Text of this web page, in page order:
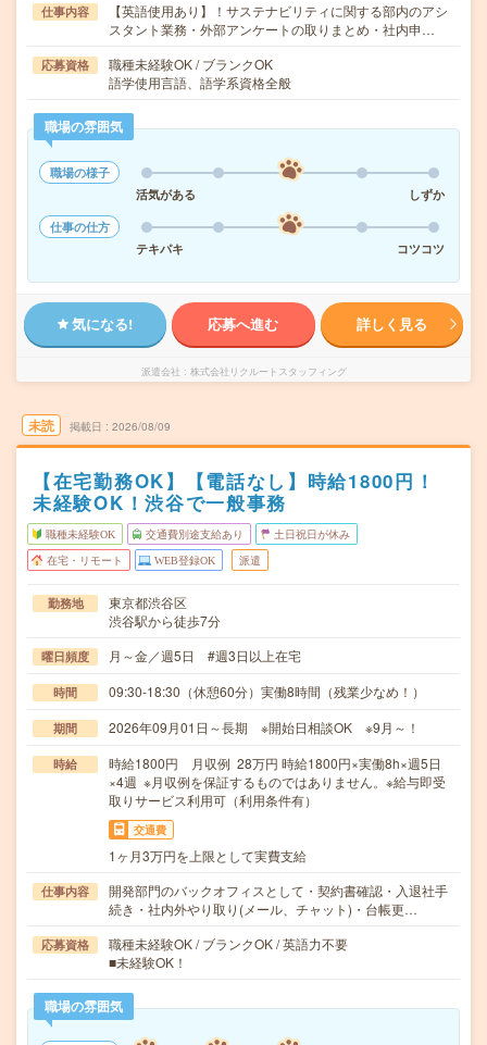
仕事内容
【英語使用あり】！サステナビリティに関する部内のアシ
スタント業務・外部アンケートの取りまとめ・社内申…
応募資格
職種未経験OK / ブランクOK
語学使用言語、語学系資格全般
職場の雰囲気
職場の様子
活気がある
しずか
仕事の仕方
テキパキ
コツコツ
気になる! 応募へ進む 詳しく見る
派遣会社 株式会社リクルートスタッフィング
未読 掲載日 2026/08/09
【在宅勤務OK】【電話なし】時給1800円！
未経験OK！渋谷で一般事務
職種未経験OK 交通費別途支給あり 土日祝日が休み
在宅・リモート WEB登録OK 派遣
勤務地
東京都渋谷区
渋谷駅から徒歩7分
曜日頻度 月～金／週5日 #週3日以上在宅
時間 09:30-18:30（休憩60分）実働8時間（残業少なめ！）
期間 2026年09月01日～長期 ※開始日相談OK ※9月～！
時給
時給1800円 月収例 28万円 時給1800円×実働8h×週5日
×4週 ※月収例を保証するものではありません。※給与即受
取りサービス利用可（利用条件有）
交通費
1ヶ月3万円を上限として実費支給
仕事内容
開発部門のバックオフィスとして・契約書確認・入退社手
続き・社内外やり取り(メール、チャット)・台帳更…
応募資格
職種未経験OK / ブランクOK / 英語力不要
■未経験OK！
職場の雰囲気